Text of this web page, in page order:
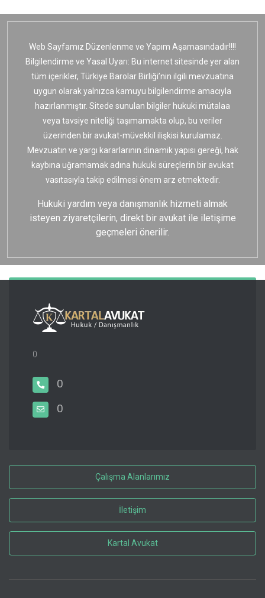
Web Sayfamız Düzenlenme ve Yapım Aşamasındadır!!!!
Bilgilendirme ve Yasal Uyarı: Bu internet sitesinde yer alan
tüm içerikler, Türkiye Barolar Birliği’nin ilgili mevzuatına
uygun olarak yalnızca kamuyu bilgilendirme amacıyla
hazırlanmıştır. Sitede sunulan bilgiler hukuki mütalaa
veya tavsiye niteliği taşımamakta olup, bu veriler
üzerinden bir avukat-müvekkil ilişkisi kurulamaz.
Mevzuatın ve yargı kararlarının dinamik yapısı gereği, hak
kaybına uğramamak adına hukuki süreçlerin bir avukat
vasıtasıyla takip edilmesi önem arz etmektedir.
Hukuki yardım veya danışmanlık hizmeti almak
isteyen ziyaretçilerin, direkt bir avukat ile iletişime
geçmeleri önerilir.
0
0
0
Çalışma Alanlarımız
İletişim
Kartal Avukat